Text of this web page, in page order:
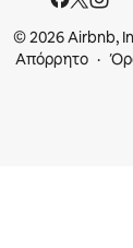
© 2026 Airbnb,
Απόρρητο